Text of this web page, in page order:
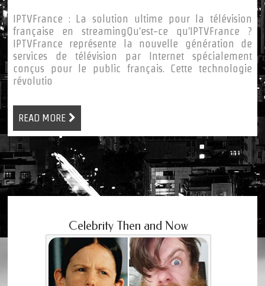
IPTVFrance : La solution ultime pour la télévision
française en streamingQu'est-ce qu'IPTVFrance ?
IPTVFrance représente la nouvelle génération de
services de télévision par Internet spécialement
conçus pour le public français. Cette technologie
révolutio
READ MORE
Celebrity Then and Now